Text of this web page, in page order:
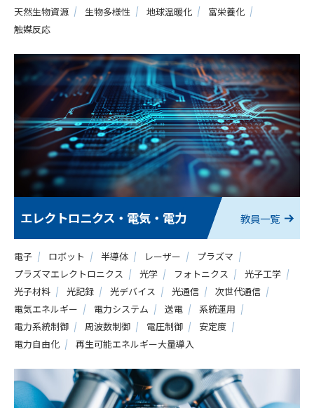
天然生物資源
生物多様性 地球温暖化
富栄養化
触媒反応
エレクトロニクス・電気・電力 教員一覧
電子 ロボット 半導体 レーザー
プラズマ
プラズマエレクトロニクス
光学 フォトニクス
光子工学
光子材料
光記録 光デバイス 光通信
次世代通信
電気エネルギー
電力システム 送電
系統運用
電力系統制御
周波数制御 電圧制御
安定度
電力自由化
再生可能エネルギー大量導入